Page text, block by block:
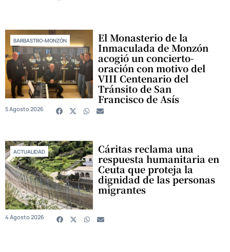
BARBASTRO-MONZÓN El Monasterio de la
Inmaculada de Monzón
acogió un concierto-
oración con motivo del
VIII Centenario del
Tránsito de San
Francisco de Asís
5 Agosto 2026
ACTUALIDAD Cáritas reclama una
respuesta humanitaria en
Ceuta que proteja la
dignidad de las personas
migrantes
4 Agosto 2026